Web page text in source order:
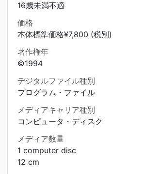
16歳未満不適
価格
本体標準価格¥7,800 (税別)
著作権年
©1994
デジタルファイル種別
プログラム・ファイル
メディアキャリア種別
コンピュータ・ディスク
メディア数量
1 computer disc
12 cm